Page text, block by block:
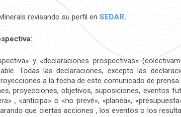
revisando su perfil en SEDAR.
y «declaraciones prospectivas»
Todas las declaraciones, excepto las
a la fecha de este comunicado de
proyecciones, objetivos, suposiciones, eventos
, «anticipa» o «no prevé», «planea»,
que ciertas acciones , los eventos o los